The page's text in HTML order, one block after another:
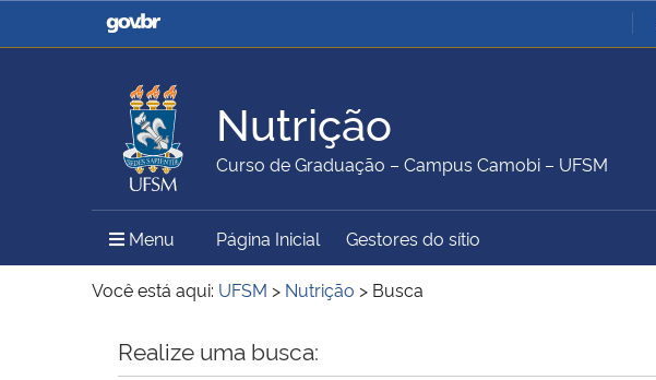
Casa Civil
Ministério da Justiça e
Ministério da Defesa
Ministério da Agricultura,
Pecuária e Abastecimento
Ministério da Educação
Ministério do Meio Ambiente Ministério do Turismo
Nutrição
Curso de Graduação – Campus Camobi – UFSM
Menu Menu Principal do Sítio
Página Inicial Gestores do sítio
Você está aqui: UFSM > Nutrição > Busca
Início do conteúdo
Realize uma busca: